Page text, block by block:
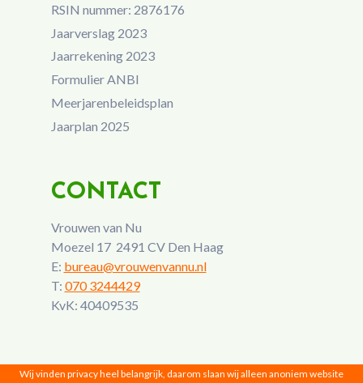
RSIN nummer: 2876176
Jaarverslag 2023
Jaarrekening 2023
Formulier ANBI
Meerjarenbeleidsplan
Jaarplan 2025
CONTACT
Vrouwen van Nu
Moezel 17 2491 CV Den Haag
E: bureau@vrouwenvannu.nl
T: 070 3244429
KvK: 40409535
Wij vinden privacy heel belangrijk, daarom slaan wij alleen anoniem website